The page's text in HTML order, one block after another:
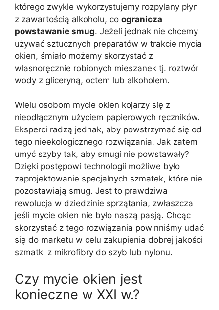
którego zwykle wykorzystujemy rozpylany płyn
z zawartością alkoholu, co ogranicza
powstawanie smug. Jeżeli jednak nie chcemy
używać sztucznych preparatów w trakcie mycia
okien, śmiało możemy skorzystać z
własnoręcznie robionych mieszanek tj. roztwór
wody z gliceryną, octem lub alkoholem.
Wielu osobom mycie okien kojarzy się z
nieodłącznym użyciem papierowych ręczników.
Eksperci radzą jednak, aby powstrzymać się od
tego nieekologicznego rozwiązania. Jak zatem
umyć szyby tak, aby smugi nie powstawały?
Dzięki postępowi technologii możliwe było
zaprojektowanie specjalnych szmatek, które nie
pozostawiają smug. Jest to prawdziwa
rewolucja w dziedzinie sprzątania, zwłaszcza
jeśli mycie okien nie było naszą pasją. Chcąc
skorzystać z tego rozwiązania powinniśmy udać
się do marketu w celu zakupienia dobrej jakości
szmatki z mikrofibry do szyb lub nylonu.
Czy mycie okien jest
konieczne w XXI w.?